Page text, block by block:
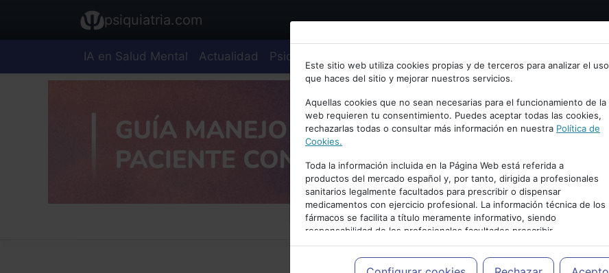
Bienvenid@ a psiquiatria.com
Escribe tu Email
Accede o regístrate con tu email.
Cancelar
psiquiatria.com
IA en Salud Mental Actualidad Psiquiatría
Este sitio web utiliza cookies propias y de terceros para analizar el uso
que haces del sitio y mejorar nuestros servicios.
Aquellas cookies que no sean necesarias para el funcionamiento de la
web requieren tu consentimiento. Puedes aceptar todas las cookies,
rechazarlas todas o consultar más información en nuestra Política de
Cookies.
Toda la información incluida en la Página Web está referida a
productos del mercado español y, por tanto, dirigida a profesionales
sanitarios legalmente facultados para prescribir o dispensar
medicamentos con ejercicio profesional. La información técnica de los
fármacos se facilita a título meramente informativo, siendo
responsabilidad de los profesionales facultados prescribir
medicamentos y decidir, en cada caso concreto, el tratamiento más
adecuado a las necesidades del paciente.
PUBLICIDAD